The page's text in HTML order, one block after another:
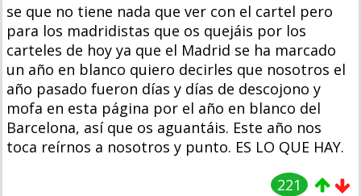
se que no tiene nada que ver con el cartel pero
para los madridistas que os quejáis por los
carteles de hoy ya que el Madrid se ha marcado
un año en blanco quiero decirles que nosotros el
año pasado fueron días y días de descojono y
mofa en esta página por el año en blanco del
Barcelona, así que os aguantáis. Este año nos
toca reírnos a nosotros y punto. ES LO QUE HAY.
221